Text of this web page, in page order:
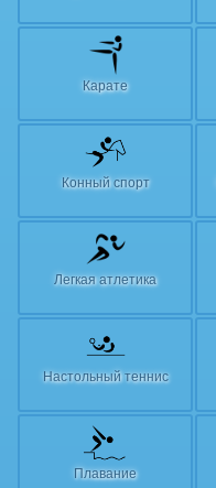
Карате
Конный спорт
Легкая атлетика
Настольный теннис
Плавание